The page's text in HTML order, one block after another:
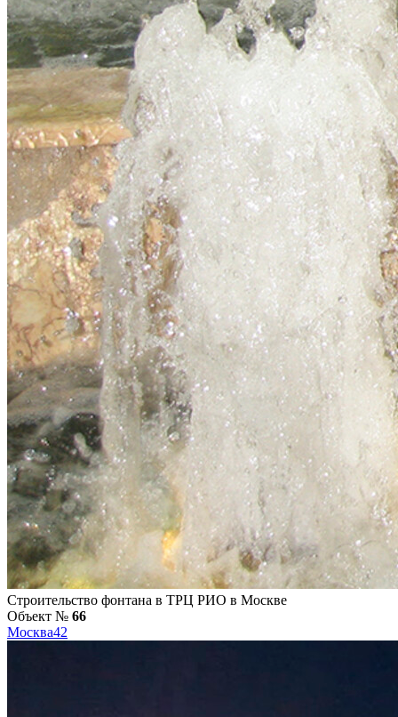
Строительство фонтана в ТРЦ РИО в Москве
Объект № 66
Москва42